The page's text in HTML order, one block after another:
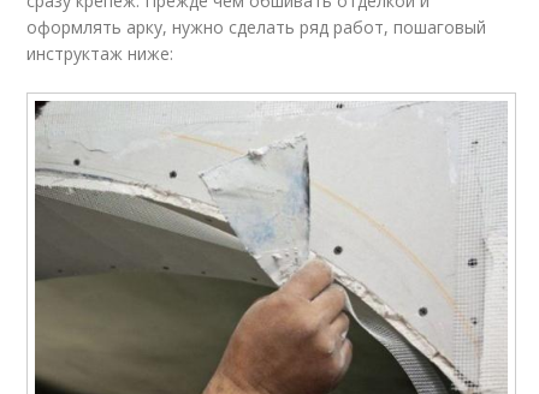
оформлять арку, нужно сделать ряд работ, пошаговый
инструктаж ниже: